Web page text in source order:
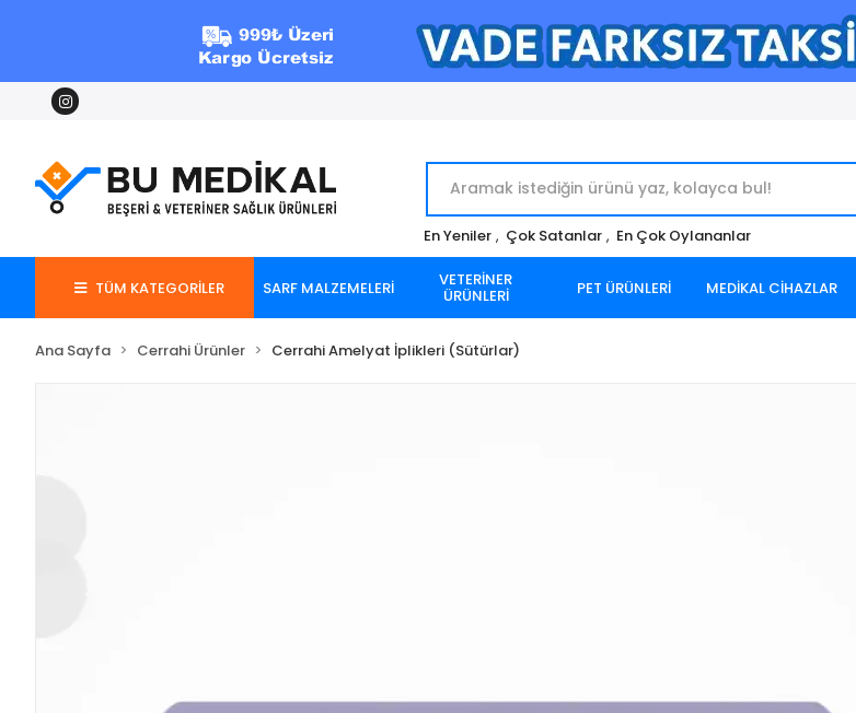
En Yeniler , Çok Satanlar , En Çok Oylananlar
TÜM KATEGORİLER SARF MALZEMELERİ VETERİNER
ÜRÜNLERİ PET ÜRÜNLERİ MEDİKAL CİHAZLAR
Ana Sayfa Cerrahi Ürünler Cerrahi Amelyat İplikleri (Sütürlar)